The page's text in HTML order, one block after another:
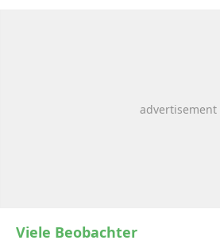
Viele Beobachter